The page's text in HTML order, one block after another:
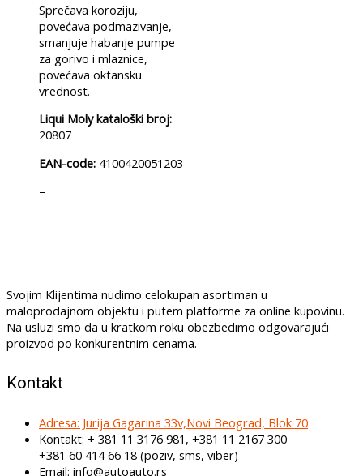
Sprečava koroziju,
povećava podmazivanje,
smanjuje habanje pumpe
za gorivo i mlaznice,
povećava oktansku
vrednost.
Liqui Moly kataloški broj:
20807
EAN-code: 4100420051203
–
Svojim Klijentima nudimo celokupan asortiman u
maloprodajnom objektu i putem platforme za online kupovinu.
Na usluzi smo da u kratkom roku obezbedimo odgovarajući
proizvod po konkurentnim cenama.
Kontakt
Adresa: Jurija Gagarina 33v,Novi Beograd, Blok 70
Kontakt: + 381 11 3176 981, +381 11 2167 300
+381 60 414 66 18 (poziv, sms, viber)
Email: info@autoauto.rs